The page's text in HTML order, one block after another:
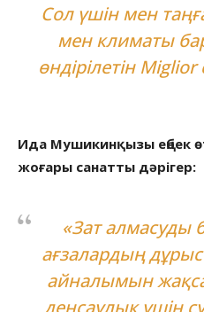
Сол үшін мен
мен климаты
өндірілетін
Ида Мушикинқызы еңбек
жоғары санатты дәрігер:
«Зат алмасуды
ағзалардың дұрыс
айналымын
денсаулық үшін